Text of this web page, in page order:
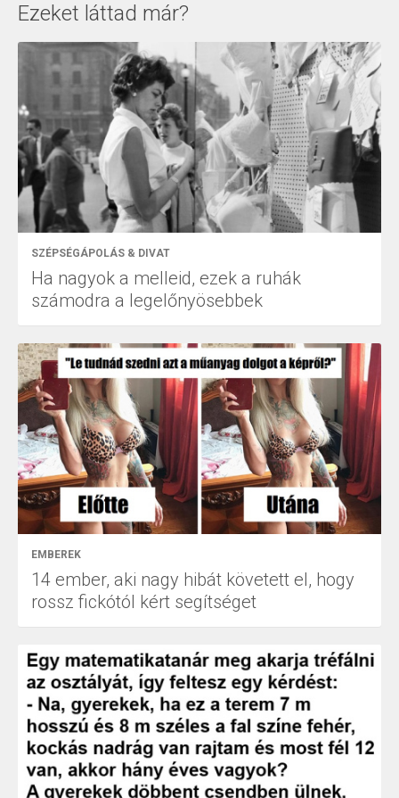
Ezeket láttad már?
SZÉPSÉGÁPOLÁS & DIVAT
Ha nagyok a melleid, ezek a ruhák
számodra a legelőnyösebbek
EMBEREK
14 ember, aki nagy hibát követett el, hogy
rossz fickótól kért segítséget